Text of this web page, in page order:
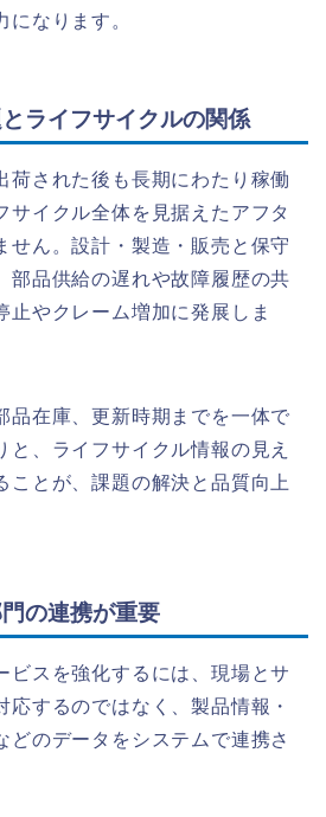
になります。
ライフサイクルの関係
荷された後も長期にわたり稼働
サイクル全体を見据えたアフタ
せん。設計・製造・販売と保守
部品供給の遅れや故障履歴の共
止やクレーム増加に発展しま
品在庫、更新時期までを一体で
と、ライフサイクル情報の見え
ことが、課題の解決と品質向上
の連携が重要
ビスを強化するには、現場とサ
応するのではなく、製品情報・
どのデータをシステムで連携さ